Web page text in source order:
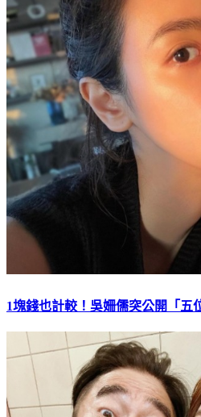
1塊錢也計較！吳姍儒突公開「五